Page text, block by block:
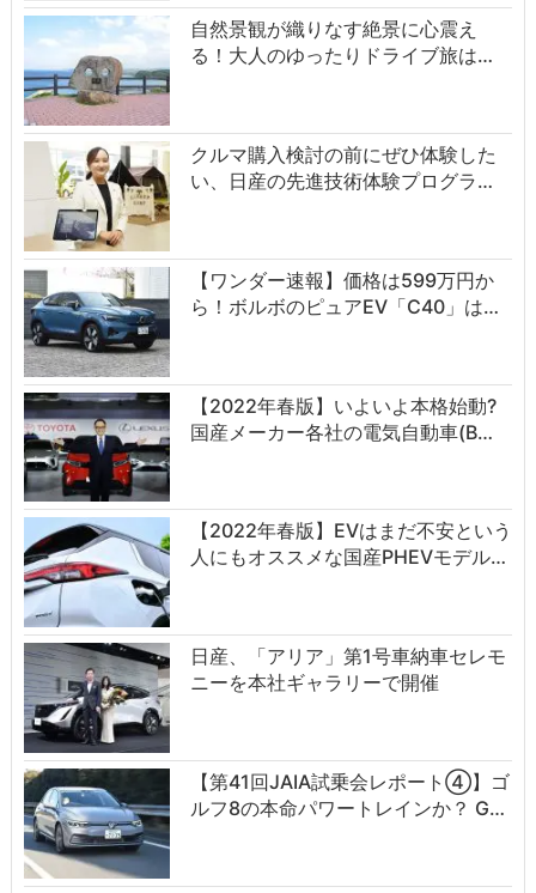
自然景観が織りなす絶景に心震え
る！大人のゆったりドライブ旅は…
クルマ購入検討の前にぜひ体験した
い、日産の先進技術体験プログラ…
【ワンダー速報】価格は599万円か
ら！ボルボのピュアEV「C40」は…
【2022年春版】いよいよ本格始動?
国産メーカー各社の電気自動車(B…
【2022年春版】EVはまだ不安という
人にもオススメな国産PHEVモデル…
日産、「アリア」第1号車納車セレモ
ニーを本社ギャラリーで開催
【第41回JAIA試乗会レポート④】ゴ
ルフ8の本命パワートレインか？ G…